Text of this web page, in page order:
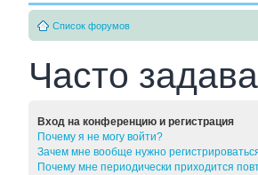
Список форумов
Часто
Вход на конференцию и регистрация
Почему я не могу войти?
Зачем мне вообще нужно
Почему мне периодически приходится